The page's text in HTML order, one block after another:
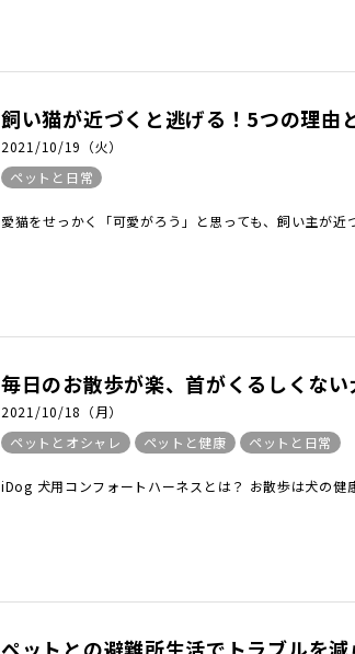
飼い猫が近づくと逃げる！5つの理
2021/10/19（火）
ペットと日常
愛猫をせっかく「可愛がろう」と思っても、飼い主が
毎日のお散歩が楽、首がくるしくな
2021/10/18（月）
ペットとオシャレ
ペットと健康 ペットと日常
iDog 犬用コンフォートハーネスとは？ お散歩は犬の